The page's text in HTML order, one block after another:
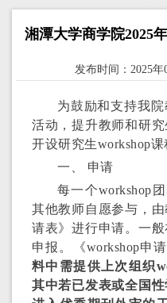
湘潭大学商学院2025
发布时间：2025
为鼓励和支持我
活动，提升教师和研
开设研究生workshop课
一、 申请
每一个workshop
其他教师自愿参与，
请表》进行申请。一
申报。《workshop申
料中需提供上次组织
其中若已发表或全国